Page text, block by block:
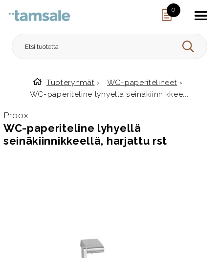
0
HAE
Etusivulle
Tuoteryhmät › WC-paperitelineet ›
WC-paperiteline lyhyellä seinäkiinnikkee...
Proox
WC-paperiteline lyhyellä
seinäkiinnikkeellä, harjattu rst